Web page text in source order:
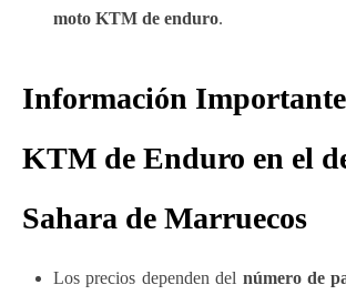
moto KTM de enduro.
Información Importante
KTM de Enduro en el
Sahara de Marruecos
Los precios dependen del número de